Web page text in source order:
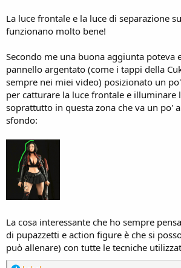
La luce frontale e la luce di separazione
funzionano molto bene!
Secondo me una buona aggiunta poteva
pannello argentato (come i tappi della
sempre nei miei video) posizionato un
per catturare la luce frontale e illuminare
soprattutto in questa zona che va un po'
sfondo:
La cosa interessante che ho sempre
di pupazzetti e action figure è che si
può allenare) con tutte le tecniche